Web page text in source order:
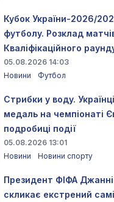
Кубок України-2026/
футболу. Розклад
Кваліфікаційного
05.08.2026 14:03
Новини
Футбол
Стрибки у воду.
медаль на чемпіонаті
подробиці події
05.08.2026 13:01
Новини
Новини спорту
Президент ФІФА Джанні
скликає екстрений